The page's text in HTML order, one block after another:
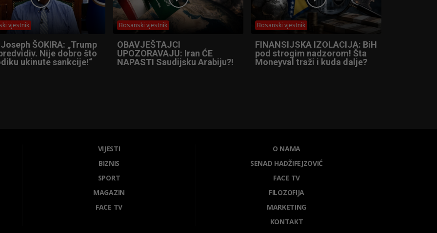
vjestnik
ŠOKIRA: „Trump
Nije dobro što
ukinute sankcije!“
Bosanski vjestnik
OBAVJEŠTAJCI
UPOZORAVAJU: Iran ĆE
NAPASTI Saudijsku Arabiju?!
Bosanski vjestnik
FINANSIJSKA IZOLACIJA: BiH
pod strogim nadzorom! Šta
Moneyval traži i kuda dalje?
VIJESTI
BIZNIS
SPORT
MAGAZIN
FACE TV
O NAMA
SENAD HADŽIFEJZOVIĆ
FACE TV
FILOZOFIJA
MARKETING
KONTAKT